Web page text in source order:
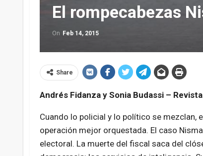
El rompecabezas
On Feb 14, 2015
Share
Andrés Fidanza y Sonia Budassi –
Cuando lo policial y lo político se mezclan,
operación mejor orquestada. El caso
electoral. La muerte del fiscal saca del